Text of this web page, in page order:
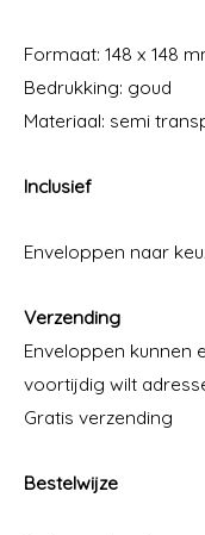
Formaat: 148 x 148
Bedrukking: goud
Materiaal: semi
Inclusief
Enveloppen naar
Verzending
Enveloppen kunnen
voortijdig wilt
Gratis verzending
Bestelwijze